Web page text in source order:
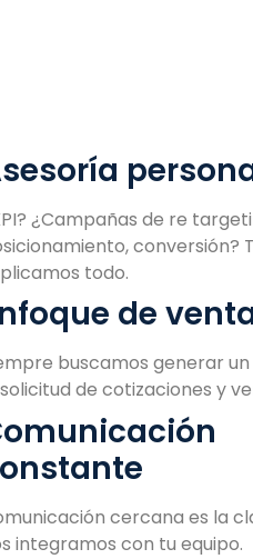
¿Campañas de re
conversión?
todo.
de
buscamos generar
de cotizaciones y
cercana es la
integramos con tu equipo.